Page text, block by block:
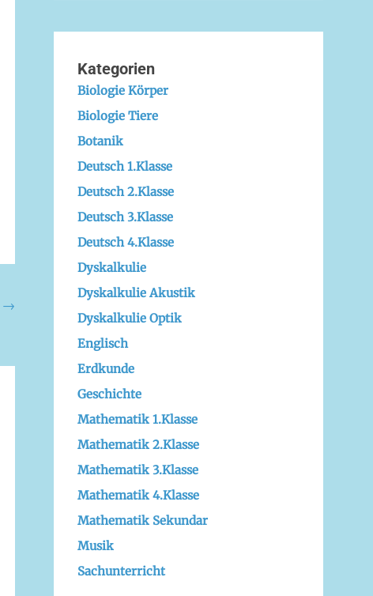
→
Kategorien
Biologie Körper
Biologie Tiere
Botanik
Deutsch 1.Klasse
Deutsch 2.Klasse
Deutsch 3.Klasse
Deutsch 4.Klasse
Dyskalkulie
Dyskalkulie Akustik
Dyskalkulie Optik
Englisch
Erdkunde
Geschichte
Mathematik 1.Klasse
Mathematik 2.Klasse
Mathematik 3.Klasse
Mathematik 4.Klasse
Mathematik Sekundar
Musik
Sachunterricht